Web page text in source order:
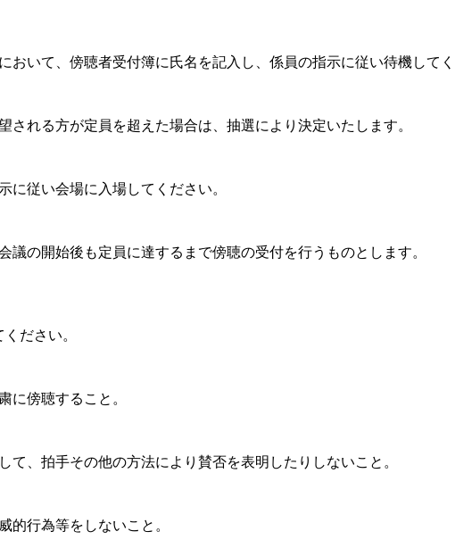
おいて、傍聴者受付簿に氏名を記入し、係員の指示に従い待機して
れる方が定員を超えた場合は、抽選により決定いたします。
に従い会場に入場してください。
の開始後も定員に達するまで傍聴の受付を行うものとします。
ださい。
に傍聴すること。
、拍手その他の方法により賛否を表明したりしないこと。
的行為等をしないこと。